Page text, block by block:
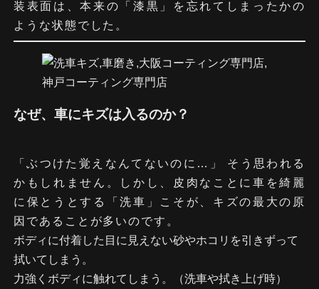
トップページ カーコーティング
CAR COATING
プロテクションラッピ
装表面は、本来の「漆黒」を忘れてしまったかの
ような状態でした。
なぜ、車にキズは入るのか？
「ぶつけた覚えなんてないのに…」 そう思われる
かもしれません。しかし、皮肉なことに車を綺麗
に保とうとする「洗車」こそが、キズの最大の原
因であることが多いのです。
ボディに付着した目に見えない砂やホコリを引きずって
拭いてしまう。
力強くボディに触れてしまう。（洗車や拭き上げ時）